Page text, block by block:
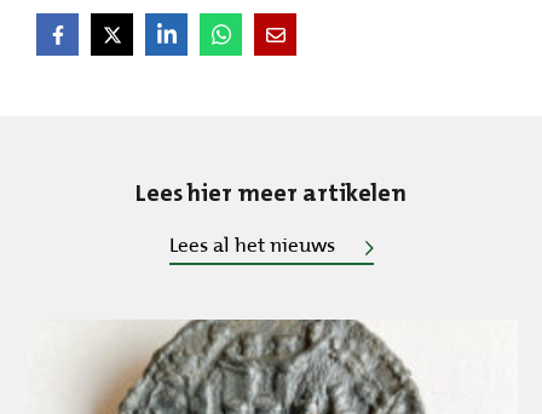
Lees hier meer artikelen
Lees al het nieuws